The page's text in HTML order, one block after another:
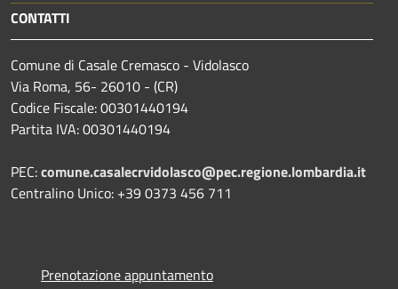
CONTATTI
Comune di Casale Cremasco - Vidolasco
Via Roma, 56- 26010 - (CR)
Codice Fiscale: 00301440194
Partita IVA: 00301440194
PEC:comune.casalecrvidolasco@pec.regione.lombardia.it
Centralino Unico: +39 0373 456 711
Prenotazione appuntamento